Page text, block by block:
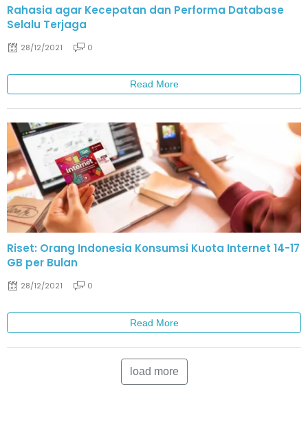
Rahasia agar Kecepatan dan Performa Database
Selalu Terjaga
28/12/2021 0
Read More
Riset: Orang Indonesia Konsumsi Kuota Internet 14-17
GB per Bulan
28/12/2021 0
Read More
load more